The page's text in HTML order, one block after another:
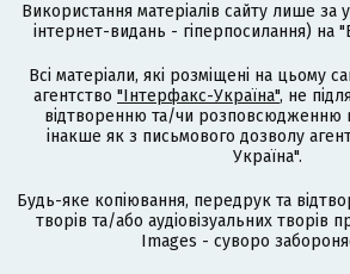
Використання матеріалів сайту лише за
інтернет-видань - гіперпосилання) на
Всі матеріали, які розміщені на цьому
агентство "Інтерфакс-Україна", не
відтворенню та/чи розповсюдженню
інакше як з письмового дозволу
Україна".
Будь-яке копіювання, передрук та
творів та/або аудіовізуальних творів
Images - суворо